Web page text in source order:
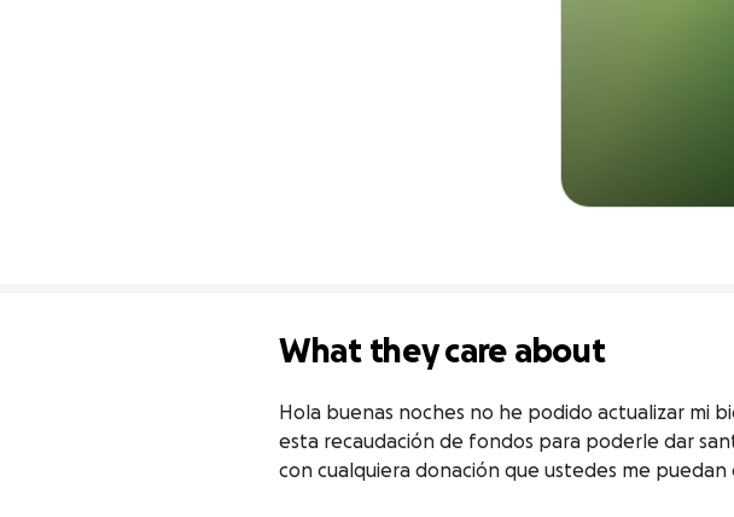
What they care about
Hola buenas noches no he podido actualizar mi
esta recaudación de fondos para poderle dar
con cualquiera donación que ustedes me puedan